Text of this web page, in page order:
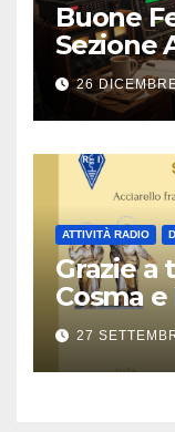
Buone
Sezione
Giovanni
26
ATTIVITÀ RADIO
Grazie a
Cosma
27